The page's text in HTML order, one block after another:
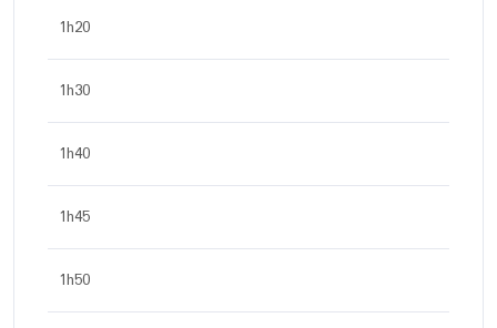
1h20
1h30
1h40
1h45
1h50